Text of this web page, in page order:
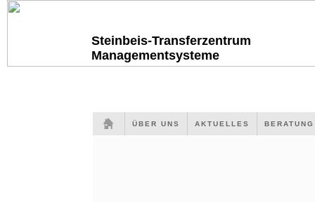
Steinbeis-Transferzentrum
Managementsysteme
ÜBER UNS AKTUELLES